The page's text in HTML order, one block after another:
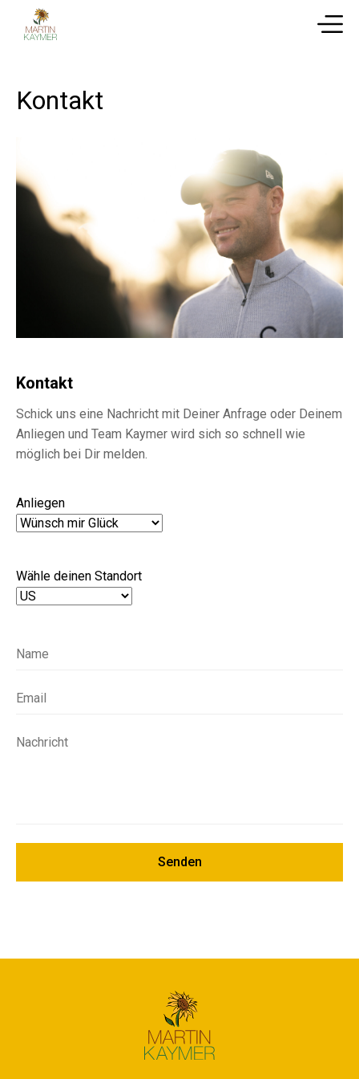
Kontakt
Kontakt
Schick uns eine Nachricht mit Deiner Anfrage oder Deinem
Anliegen und Team Kaymer wird sich so schnell wie
möglich bei Dir melden.
Anliegen
Wähle deinen Standort